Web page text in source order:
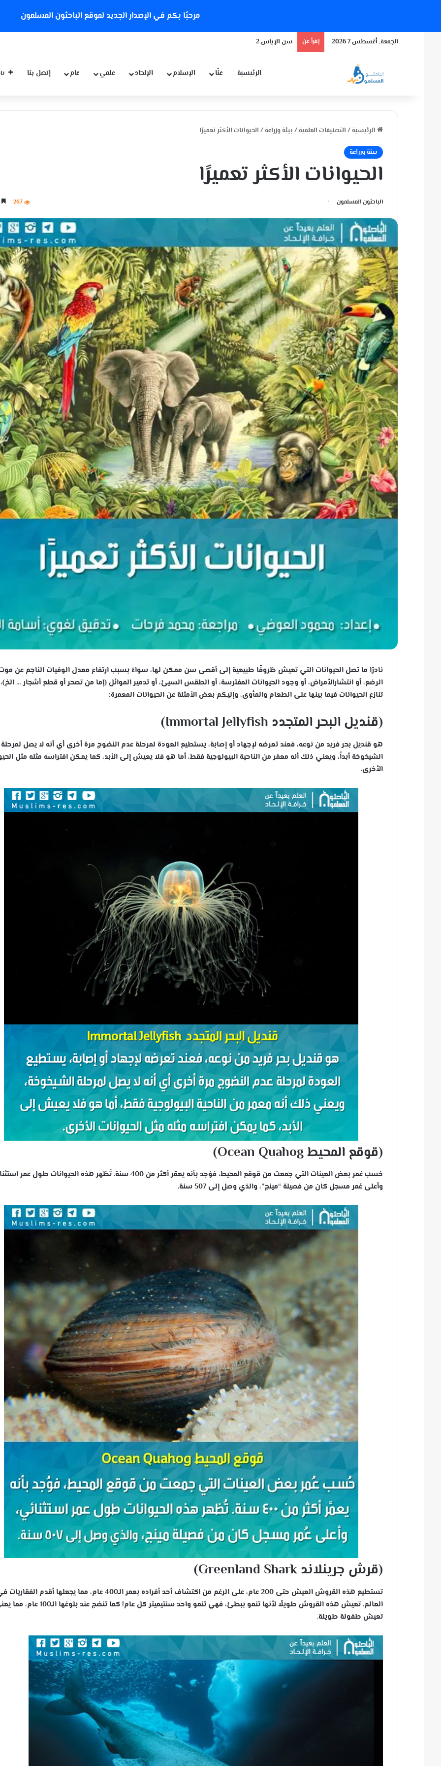
مرحبًا بكم في الإصدار الجديد لموقع الباحثون المسلمون
الجمعة, أغسطس 7 2026 إقرأ عن سن الإياس 2
الرئيسية عنّا الإسلام الإلحاد علمي عام إتصل بنا
الرئيسية / التصنيفات العلمية / بيئة وزراعة / الحيوانات الأكثر تعميرًا
بيئة وزراعة
الحيوانات الأكثر تعميرًا
الباحثون المسلمون 267 5 دقائق
نادرًا ما تصل الحيوانات التي تعيش ظروفًا طبيعية إلى أقصى سن ممكن لها، سواءً بسبب ارتفاع معدل الوفيات الناجم عن
الرضع، أو انتشارالأمراض، أو وجود الحيوانات المفترسة، أو الطقس السيئ، أو تدمير الموائل (إما من تصحر أو قطع أشجار …
تنازع الحيوانات فيما بينها على الطعام والمأوى، وإليكم بعض الأمثلة عن الحيوانات المعمرة:
(قنديل البحر المتجدد Immortal Jellyfish)
هو قنديل بحر فريد من نوعه، فعند تعرضه لإجهاد أو إصابة، يستطيع العودة لمرحلة عدم النضوج مرة أخرى أي أنه لا يصل لمرحلة
الشيخوخة أبداََ، ويعني ذلك أنه معمَر من الناحية البيولوجية فقط، أما هو فلا يعيش إلى الأبد، كما يمكن افتراسه مثله مثل
الأخرى.
(قوقع المحيط Ocean Quahog)
حُسب عُمر بعض العينات التي جمعت من قوقع المحيط، فوُجد بأنه يعمًر أكثر من 400 سنة. تُظهر هذه الحيوانات طول
وأعلى عُمر مسجل كان من فصيلة “مينج”، والذي وصل إلى 507 سنة.
(قرش جرينلاند Greenland Shark)
تستطيع هذه القروش العيش حتى 200 عام، على الرغم من اكتشاف أحد أفراده بعمر الـ400 عام، مما يجعلها أقدم
العالم. تعيش هذه القروش طويلًا لأنها تنمو ببطئ، فهي تنمو واحد سنتيميتر كل عام!
تعيش طفولة طويلة.